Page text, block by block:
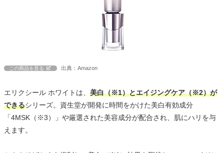
この商品を見る 出典：Amazon
エリクシール ホワイトは、 美白（※1）とエイジングケア（※2）が
できるシリーズ。資生堂が開発に時間をかけた美白有効成分
「4MSK（※3）」や厳選された美容成分が配合され、肌にハリを与
えます。